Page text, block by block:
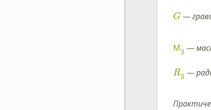
G —
МЗ —
RЗ —